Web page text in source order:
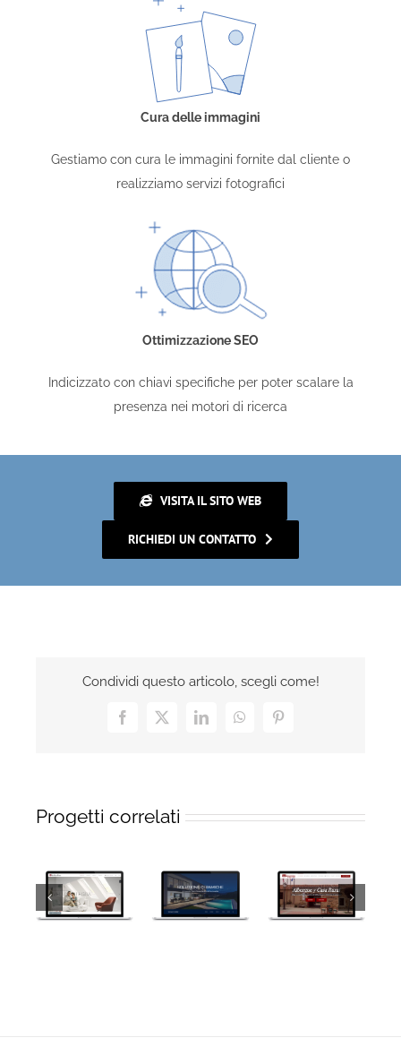
Cura delle immagini
Gestiamo con cura le immagini fornite dal cliente o
realizziamo servizi fotografici
Ottimizzazione SEO
Indicizzato con chiavi specifiche per poter scalare la
presenza nei motori di ricerca
VISITA IL SITO WEB
RICHIEDI UN CONTATTO
Condividi questo articolo, scegli come!
Facebook
X LinkedInWhatsAppPinterest
Progetti correlati